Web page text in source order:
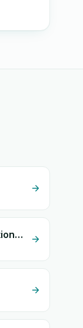
Zrexpress + Email Notifications by eGrow